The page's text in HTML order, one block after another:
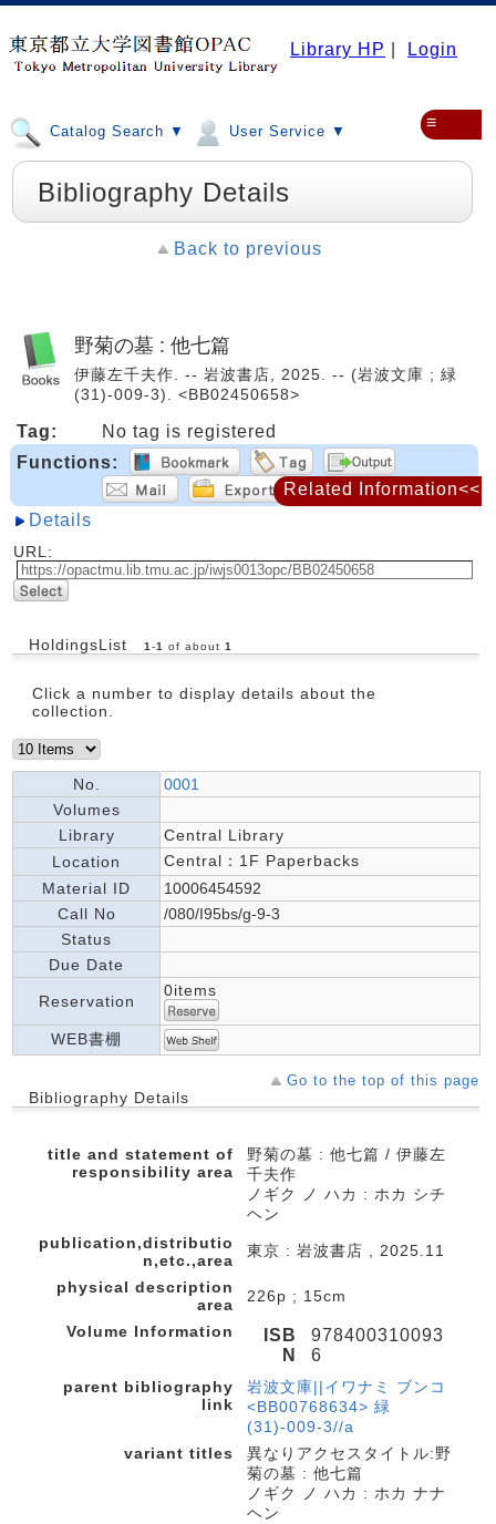
Library HP Login
Catalog Search ▼ User Service ▼ ≡
Bibliography Details
Back to previous
野菊の墓 : 他七篇
伊藤左千夫作. -- 岩波書店, 2025. -- (岩波文庫 ; 緑
(31)-009-3). <BB02450658>
Tag:
No tag is registered
Functions:
Details
URL:
HoldingsList 1 -1 of about 1
Click a number to display details about the
collection.
No.
0001
Volumes
Library
Central Library
Location
Central：1F Paperbacks
Material ID
10006454592
Call No
/080/I95bs/g-9-3
Status
Due Date
Reservation
0items
WEB書棚
Go to the top of this page
Bibliography Details
title and statement of
responsibility area
野菊の墓 : 他七篇 / 伊藤左
千夫作
ノギク ノ ハカ : ホカ シチ
ヘン
publication,distributio
n,etc.,area
東京 : 岩波書店 , 2025.11
physical description
area
226p ; 15cm
Volume Information
ISB
N
978400310093
6
parent bibliography
link
岩波文庫||イワナミ ブンコ
<BB00768634> 緑
(31)-009-3//a
variant titles
異なりアクセスタイトル:野
菊の墓 : 他七篇
ノギク ノ ハカ : ホカ ナナ
ヘン
Related Information<<